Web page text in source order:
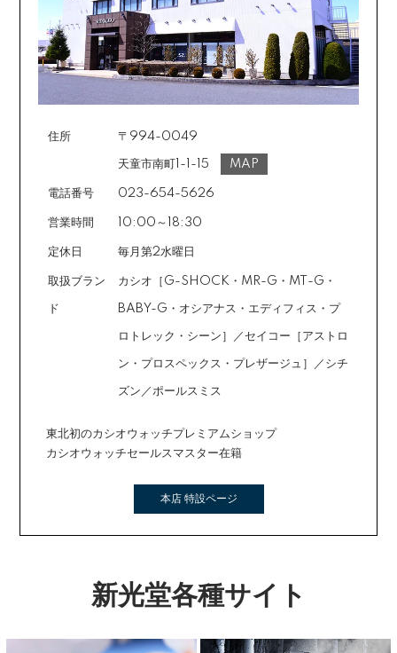
住所 〒994-0049
天童市南町1-1-15 MAP
電話番号 023-654-5626
営業時間 10:00～18:30
定休日 毎月第2水曜日
取扱ブラン
ド
カシオ［G-SHOCK・MR-G・MT-G・
BABY-G・オシアナス・エディフィス・プ
ロトレック・シーン］／セイコー［アストロ
ン・プロスペックス・プレザージュ］／シチ
ズン／ポールスミス
東北初のカシオウォッチプレミアムショップ
カシオウォッチセールスマスター在籍
本店 特設ページ
新光堂各種サイト